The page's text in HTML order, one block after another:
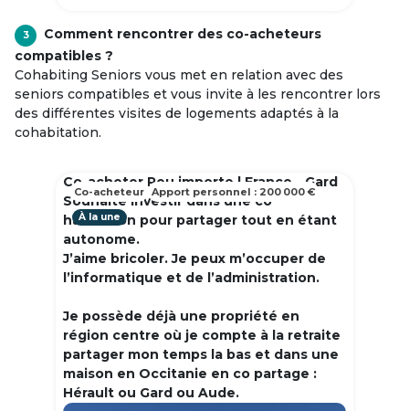
3
Comment rencontrer des co-acheteurs
compatibles ?
Cohabiting Seniors vous met en relation avec des
seniors compatibles et vous invite à les rencontrer lors
des différentes visites de logements adaptés à la
cohabitation.
Co-acheter Peu importe | France - Gard
Souhaite investir dans une co
habitation pour partager tout en étant
autonome.
J’aime bricoler. Je peux m’occuper de
l’informatique et de l’administration.
Je possède déjà une propriété en
région centre où je compte à la retraite
partager mon temps la bas et dans une
maison en Occitanie en co partage :
Hérault ou Gard ou Aude.
À la une
Co-acheteur Apport personnel : 200 000 €